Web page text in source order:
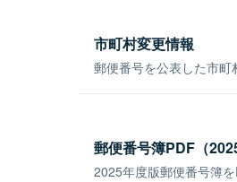
市町村変更情報
郵便番号を公表した市町
郵便番号簿PDF（
2025年度版郵便番号簿